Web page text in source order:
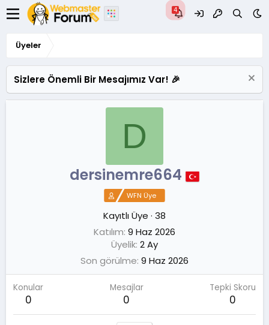
Üyeler
Sizlere Önemli Bir Mesajımız Var! 🎉
D
dersinemre664
WFN Üye
Kayıtlı Üye · 38
Katılım 9 Haz 2026
Üyelik 2 Ay
Son görülme 9 Haz 2026
Konular
0
Mesajlar
0
Tepki Skoru
0